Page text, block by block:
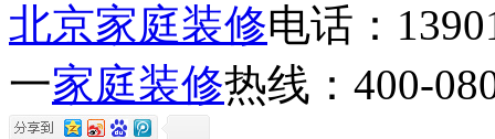
北京家庭装修电话：
一家庭装修热线：400-